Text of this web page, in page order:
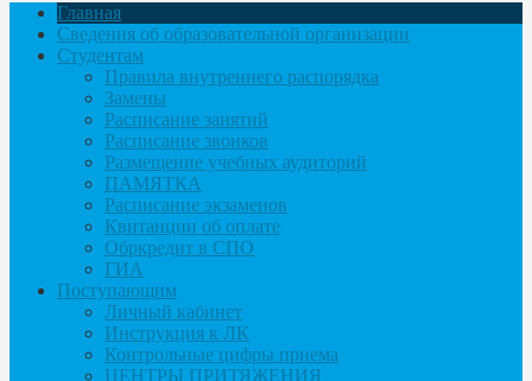
Главная
Сведения об образовательной организации
Студентам
Правила внутреннего распорядка
Замены
Расписание занятий
Расписание звонков
Размещение учебных аудиторий
ПАМЯТКА
Расписание экзаменов
Квитанции об оплате
Обркредит в СПО
ГИА
Поступающим
Личный кабинет
Инструкция к ЛК
Контрольные цифры приема
ЦЕНТРЫ ПРИТЯЖЕНИЯ